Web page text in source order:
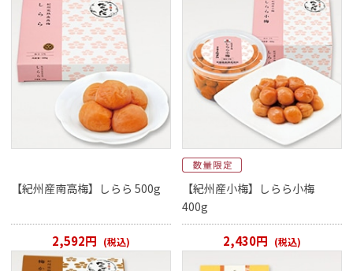
【紀州産南高梅】しらら 500g
2,592円 (税込)
【紀州産小梅】しらら小梅
400g
2,430円 (税込)